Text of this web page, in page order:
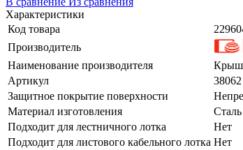
Характеристики
Код товара
Производитель
Наименование производителя
Артикул
38062
Защитное покрытие поверхности
Материал изготовления
Сталь
Подходит для лестничного лотка
Нет
Подходит для листового кабельного лотка Нет